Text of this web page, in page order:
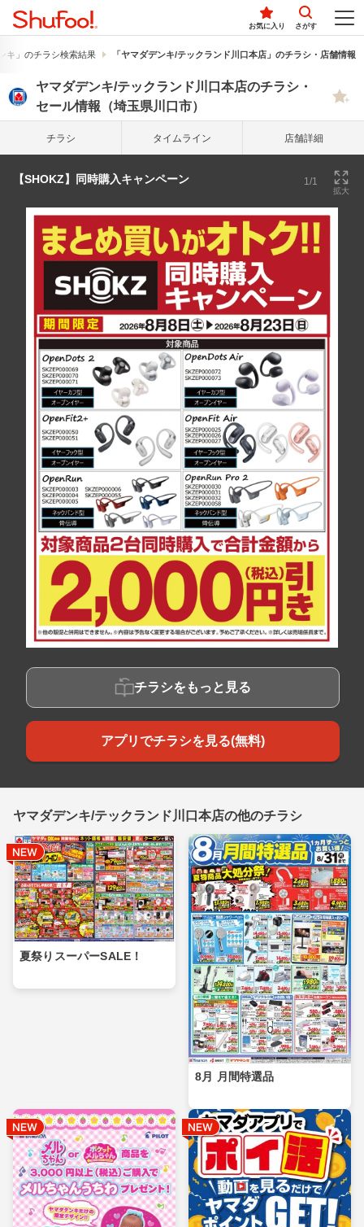
お気に入り さがす
キ」のチラシ検索結果 「ヤマダデンキ/テックランド川口本店」のチラシ・店舗情報
ヤマダデンキ/テックランド川口本店のチラシ・
セール情報（埼玉県川口市）
チラシ タイム ライン 店舗詳細
【SHOKZ】同時購入キャンペーン 1/1
拡大
チラシをもっと見る
アプリでチラシを見る(無料)
ヤマダデンキ/テックランド川口本店の他のチラシ
夏祭りスーパーSALE！
8月 月間特選品